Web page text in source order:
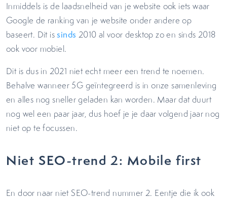
Inmiddels is de laadsnelheid van je website ook iets waar
Google de ranking van je website onder andere op
baseert. Dit issinds 2010 al voor desktop zo en sinds 2018
ook voor mobiel.
Dit is dus in 2021 niet echt meer een trend te noemen.
Behalve wanneer 5G geïntegreerd is in onze samenleving
en alles nog sneller geladen kan worden. Maar dat duurt
nog wel een paar jaar, dus hoef je je daar volgend jaar nog
niet op te focussen.
Niet SEO-trend 2: Mobile first
En door naar niet SEO-trend nummer 2. Eentje die ik ook